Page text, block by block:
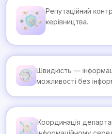
Репутаційний
керівництва.
Швидкість —
можливості без
Координація